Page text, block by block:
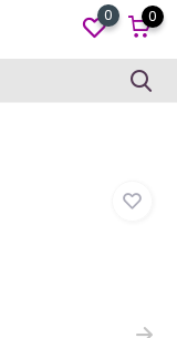
0 0